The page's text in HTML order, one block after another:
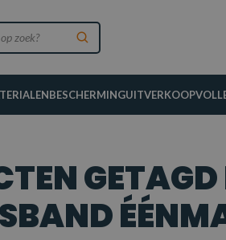
BESCHERMINGUITVERKOOP